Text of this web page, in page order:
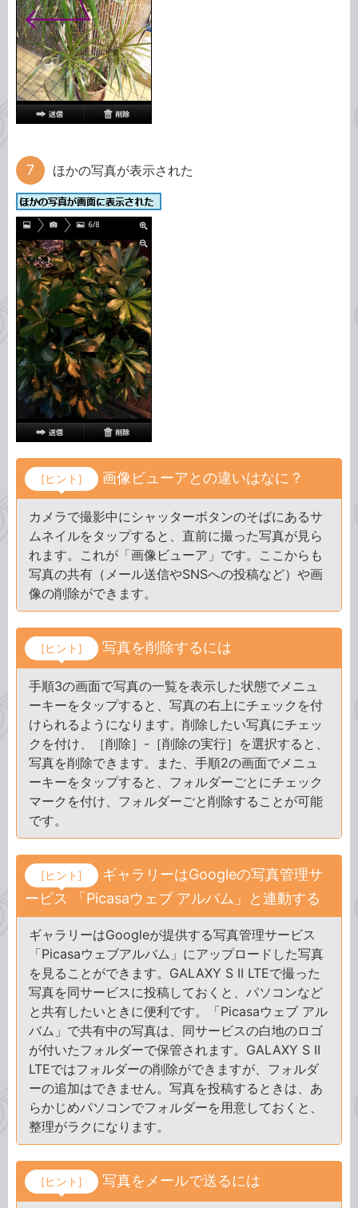
ほかの写真が表示された
[ヒント] 画像ビューアとの違いはなに？
カメラで撮影中にシャッターボタンのそばにあるサ
ムネイルをタップすると、直前に撮った写真が見ら
れます。これが「画像ビューア」です。ここからも
写真の共有（メール送信やSNSへの投稿など）や画
像の削除ができます。
[ヒント] 写真を削除するには
手順3の画面で写真の一覧を表示した状態でメニュ
ーキーをタップすると、写真の右上にチェックを付
けられるようになります。削除したい写真にチェッ
クを付け、［削除］-［削除の実行］を選択すると、
写真を削除できます。また、手順2の画面でメニュ
ーキーをタップすると、フォルダーごとにチェック
マークを付け、フォルダーごと削除することが可能
です。
[ヒント]
ギャラリーはGoogleの写真管理サ
ービス 「Picasaウェブ アルバム」と連動する
ギャラリーはGoogleが提供する写真管理サービス
「Picasaウェブアルバム」にアップロードした写真
を見ることができます。GALAXY S II LTEで撮った
写真を同サービスに投稿しておくと、パソコンなど
と共有したいときに便利です。「Picasaウェブ アル
バム」で共有中の写真は、同サービスの白地のロゴ
が付いたフォルダーで保管されます。GALAXY S II
LTEではフォルダーの削除ができますが、フォルダ
ーの追加はできません。写真を投稿するときは、あ
らかじめパソコンでフォルダーを用意しておくと、
整理がラクになります。
[ヒント] 写真をメールで送るには